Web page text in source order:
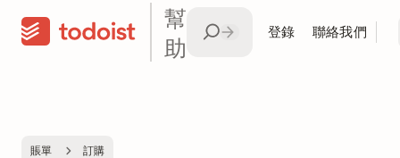
幫
助
登錄 聯絡我們
賬單 訂購